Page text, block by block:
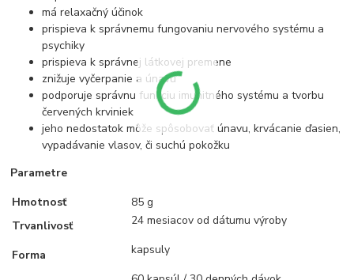
má relaxačný účinok
prispieva k správnemu fungovaniu nervového systému a
psychiky
prispieva k správnej látkovej premene
znižuje vyčerpanie a únavu
podporuje správnu funkciu imunitného systému a tvorbu
červených krviniek
jeho nedostatok môže spôsobovať únavu, krvácanie ďasien,
vypadávanie vlasov, či suchú pokožku
Parametre
Hmotnosť
85 g
Trvanlivosť
24 mesiacov od dátumu výroby
Forma kapsuly